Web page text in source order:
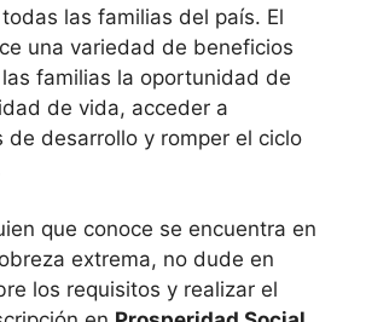
las familias del país. El
una variedad de beneficios
familias la oportunidad de
de vida, acceder a
de desarrollo y romper el ciclo
que conoce se encuentra en
extrema, no dude en
los requisitos y realizar el